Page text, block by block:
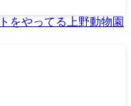
をやってる上野動物園